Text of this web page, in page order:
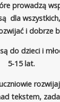
prowadzą
dla
i dobrze
do dzieci i
5-15 lat.
tekstem,